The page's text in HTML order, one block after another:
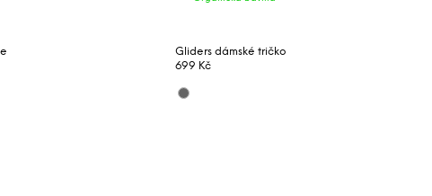
Gliders dámské tričko
699 Kč